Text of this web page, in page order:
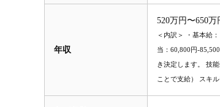
年収
520万円〜650万
＜内訳＞ ・基本給
当：60,800円-
き決定します。 技
ことで支給） スキ